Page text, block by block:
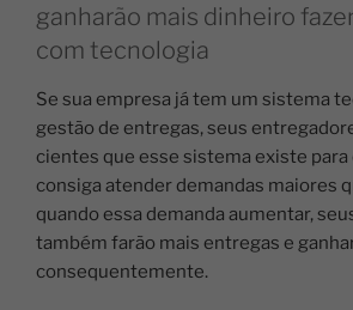
ganharão mais dinheiro
com tecnologia
Se sua empresa já tem um sistema
gestão de entregas, seus
cientes que esse sistema existe para
consiga atender demandas maiores
quando essa demanda aumentar,
também farão mais entregas e
consequentemente.